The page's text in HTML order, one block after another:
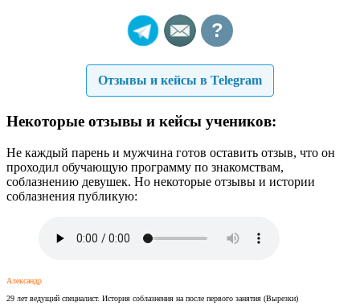
?
Отзывы и кейсы в Telegram
Некоторые отзывы и кейсы учеников:
Не каждый парень и мужчина готов оставить отзыв, что он
проходил обучающую программу по знакомствам,
соблазнению девушек. Но некоторые отзывы и истории
соблазнения публикую:
Александр
29 лет ведущий специалист. История соблазнения на после первого занятия (Вырезки)